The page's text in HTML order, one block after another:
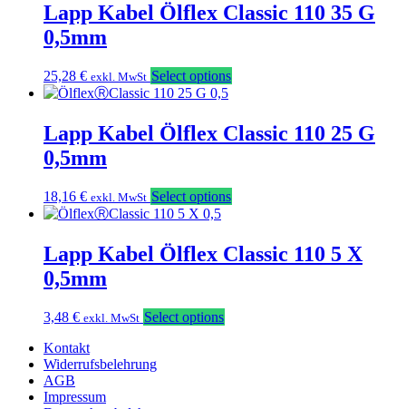
Lapp Kabel Ölflex Classic 110 35 G
0,5mm
25,28 € exkl. MwSt Select options
Lapp Kabel Ölflex Classic 110 25 G
0,5mm
18,16 € exkl. MwSt Select options
Lapp Kabel Ölflex Classic 110 5 X
0,5mm
3,48 € exkl. MwSt Select options
Kontakt
Widerrufsbelehrung
AGB
Impressum